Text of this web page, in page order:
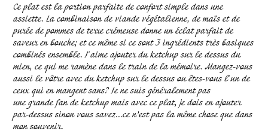
Ce plat est la portion parfaite de confort simple dans une
assiette. La combinaison de viande végétalienne, de maïs et de
purée de pommes de terre crémeuse donne un éclat parfait de
saveur en bouche; et ce même si ce sont 3 ingrédients très basiques
combinés ensemble. J'aime ajouter du ketchup sur le dessus du
mien, ce qui me ramène dans le train de la mémoire. Mangez-vous
aussi le vôtre avec du ketchup sur le dessus ou êtes-vous l'un de
ceux qui en mangent sans? Je ne suis généralement pas
une grande fan de ketchup mais avec ce plat, je dois en ajouter
par-dessus sinon vous savez...ce n’est pas la même chose que dans
mon souvenir.